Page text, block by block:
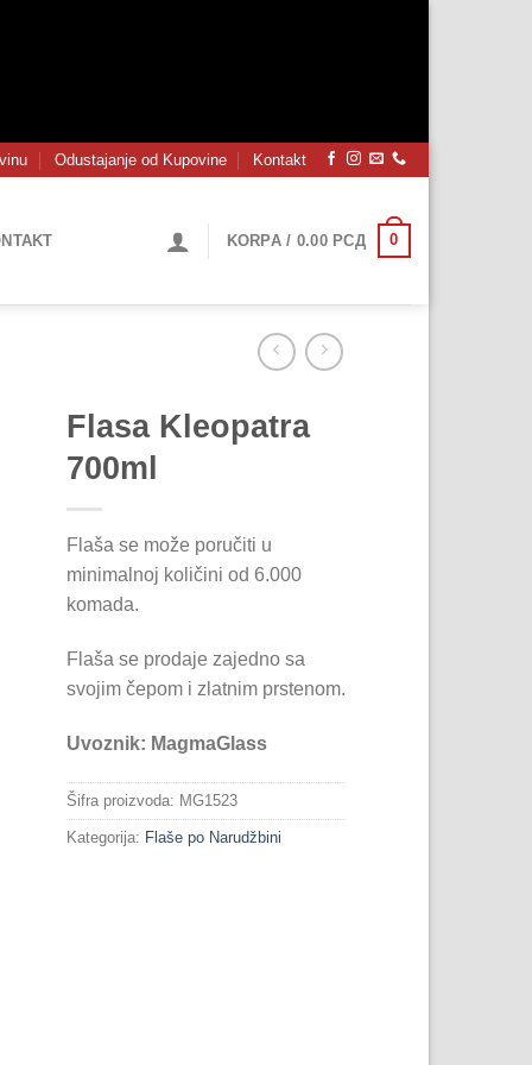
Odustajanje od Kupovine Kontakt
KORPA / 0.00 РСД 0
Flasa Kleopatra
700ml
Flaša se može poručiti u
minimalnoj količini od 6.000
komada.
Flaša se prodaje zajedno sa
svojim čepom i zlatnim prstenom.
Uvoznik: MagmaGlass
Šifra proizvoda: MG1523
Kategorija: Flaše po Narudžbini